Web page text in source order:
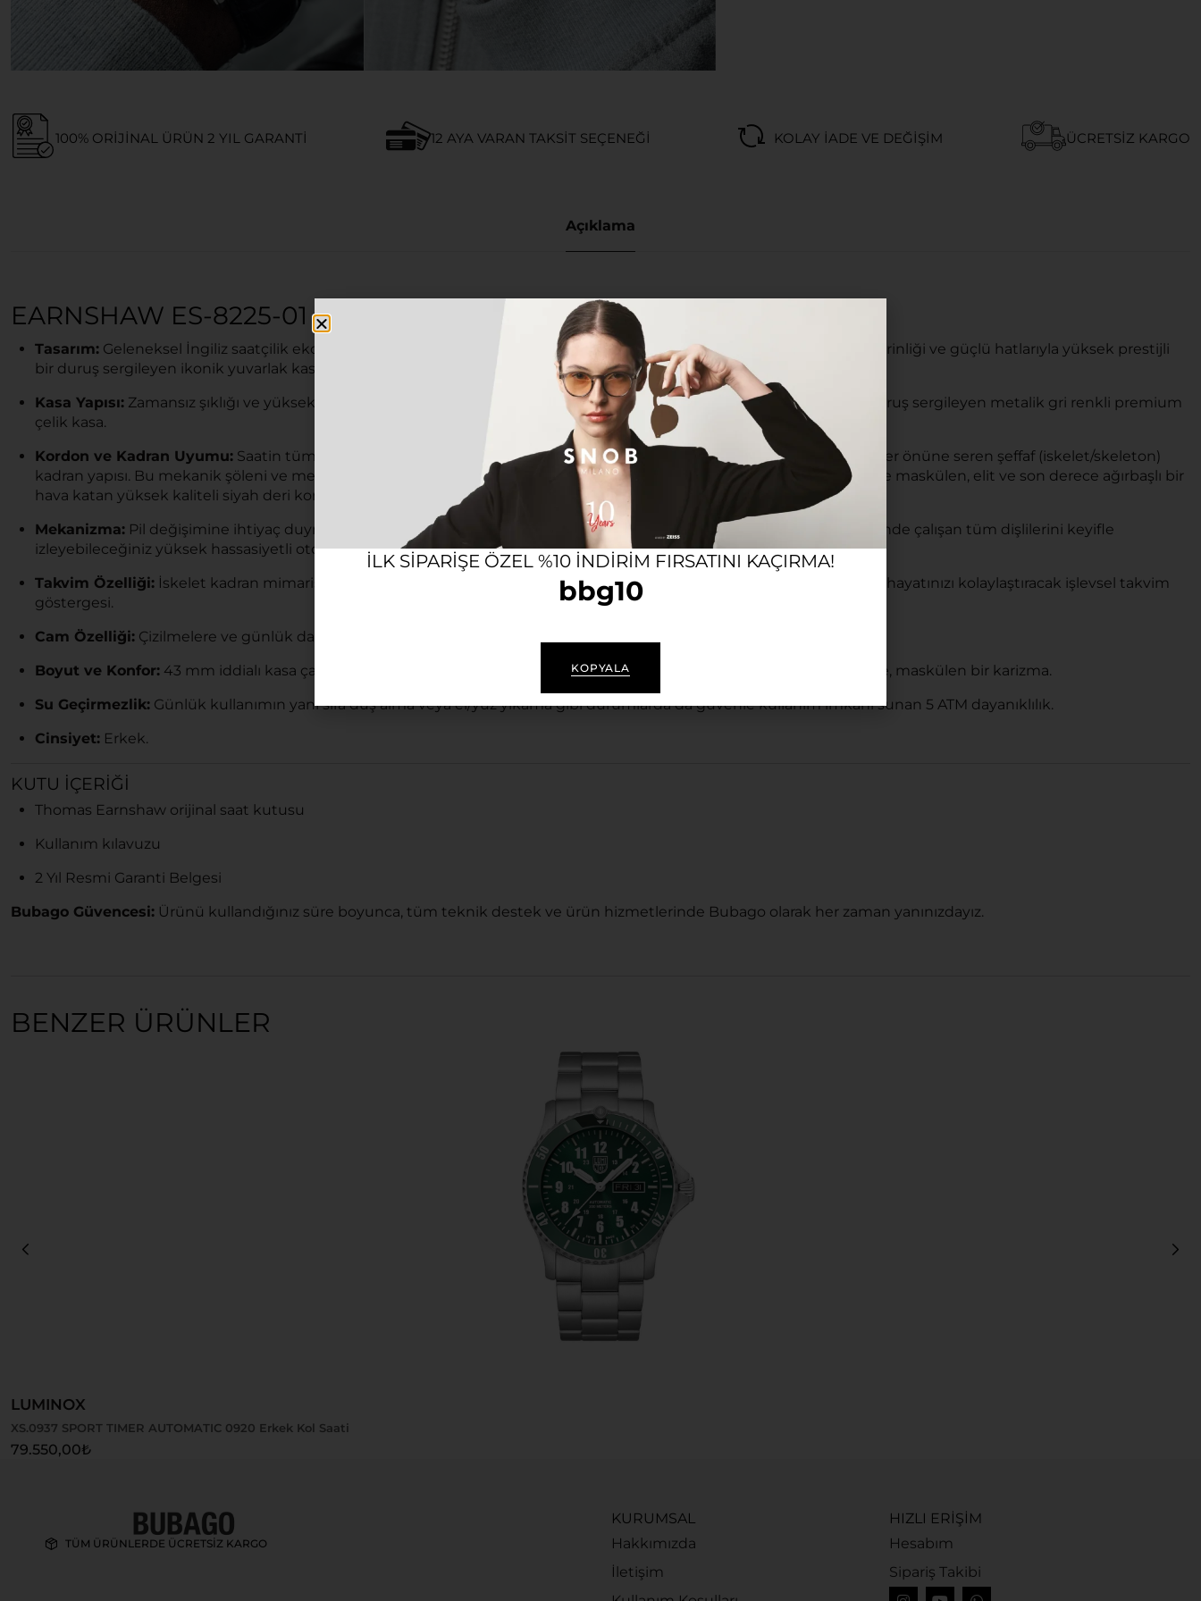
100% ORIJINAL ÜRÜN 2 YIL GARANTI 12 AYA VARAN TAKSIT SEÇENEĞI KOLAY İADE VE DEĞIŞIM ÜCRETSIZ KARGO
Açıklama
EARNSHAW ES-8225-01 ERKEK KOL SAATI
Tasarım: Geleneksel İngiliz saatçilik ekolünü büyüleyici bir görsel şölen ve monokrom bir asaletle buluşturan, kadran derinliği ve güçlü hatlarıyla yüksek prestijli
bir duruş sergileyen ikonik yuvarlak kasa tasarımı.
Kasa Yapısı: Zamansız şıklığı ve yüksek dayanıklılığı bir arada sunan, bilekte son derece elit, dengeli ve karizmatik bir duruş sergileyen metalik gri renkli premium
çelik kasa.
Kordon ve Kadran Uyumu: Saatin tüm mekanik ihtişamını, çarkların ve zembereğin ritmik hareketini sansürsüzce gözler önüne seren şeffaf (iskelet/skeleton)
kadran yapısı. Bu mekanik şöleni ve metalik gri kasanın endüstriyel duruşunu kusursuz bir kontrastla tamamlayan, saate maskülen, elit ve son derece ağırbaşlı bir
hava katan yüksek kaliteli siyah deri kordon kombinasyonu.
Mekanizma: Pil değişimine ihtiyaç duymadan, bileğinizin doğal hareketiyle kendi kendini kuran ve şeffaf kadranı sayesinde çalışan tüm dişlilerini keyifle
izleyebileceğiniz yüksek hassasiyetli otomatik teknoloji.
Takvim Özelliği: İskelet kadran mimarisiyle kusursuz şekilde bütünleşen, saatin mekanik zenginliğini artırırken günlük hayatınızı kolaylaştıracak işlevsel takvim
göstergesi.
Cam Özelliği: Çizilmelere ve günlük darbelere karşı dirençli mineral cam yapısı.
Boyut ve Konfor: 43 mm iddialı kasa çapı sayesinde bilekte dengeli, belirgin ve tüm bakışları üzerinde toplayacak güçte, maskülen bir karizma.
Su Geçirmezlik: Günlük kullanımın yanı sıra duş alma veya el/yüz yıkama gibi durumlarda da güvenle kullanım imkanı sunan 5 ATM dayanıklılık.
Cinsiyet: Erkek.
KUTU İÇERIĞI
Thomas Earnshaw orijinal saat kutusu
Kullanım kılavuzu
2 Yıl Resmi Garanti Belgesi
Bubago Güvencesi: Ürünü kullandığınız süre boyunca, tüm teknik destek ve ürün hizmetlerinde Bubago olarak her zaman yanınızdayız.
BENZER ÜRÜNLER
LUMINOX
XS.0937 SPORT TIMER AUTOMATIC 0920 Erkek Kol Saati
79.550,00₺
TÜM ÜRÜNLERDE ÜCRETSİZ KARGO
KURUMSAL
Hakkımızda
İletişim
HIZLI ERİŞİM
Hesabım
Sipariş Takibi
ILK SIPARIŞE ÖZEL %10 INDIRIM FIRSATINI KAÇIRMA!
bbg10
KOPYALA